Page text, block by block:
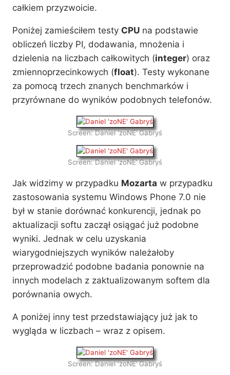
人は見かけによらぬもの
Encyklopedia Gry
"GunBound"
Encyklopedia gry
06
Usunięte Sklepy
I Usługi
07
07
/
Zagrożenia płynące z wyłączności cyfryzacji gier
całkiem przyzwoicie.
Poniżej zamieściłem testy CPU na podstawie
obliczeń liczby PI, dodawania, mnożenia i
dzielenia na liczbach całkowitych (integer) oraz
zmiennoprzecinkowych (float). Testy wykonane
za pomocą trzech znanych benchmarków i
przyrównane do wyników podobnych telefonów.
Screen: Daniel 'zoNE’ Gabryś
Screen: Daniel 'zoNE’ Gabryś
Jak widzimy w przypadku Mozarta w przypadku
zastosowania systemu Windows Phone 7.0 nie
był w stanie dorównać konkurencji, jednak po
aktualizacji softu zaczął osiągać już podobne
wyniki. Jednak w celu uzyskania
wiarygodniejszych wyników należałoby
przeprowadzić podobne badania ponownie na
innych modelach z zaktualizowanym softem dla
porównania owych.
A poniżej inny test przedstawiający już jak to
wygląda w liczbach – wraz z opisem.
Screen: Daniel 'zoNE’ Gabryś